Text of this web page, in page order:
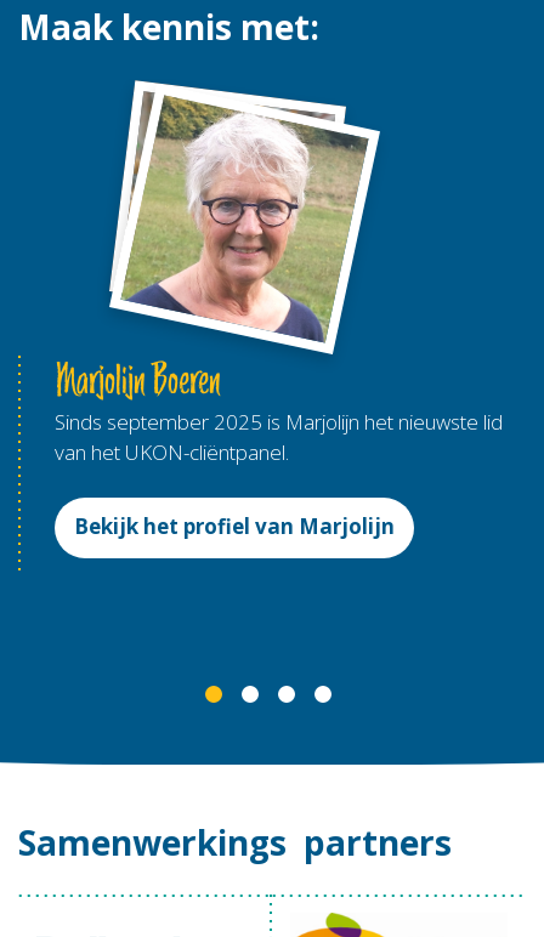
Maak kennis met:
Marjolijn Boeren
Sinds september 2025 is Marjolijn het nieuwste lid
van het UKON-cliëntpanel.
Bekijk het profiel van Marjolijn
Samenwerkings partners